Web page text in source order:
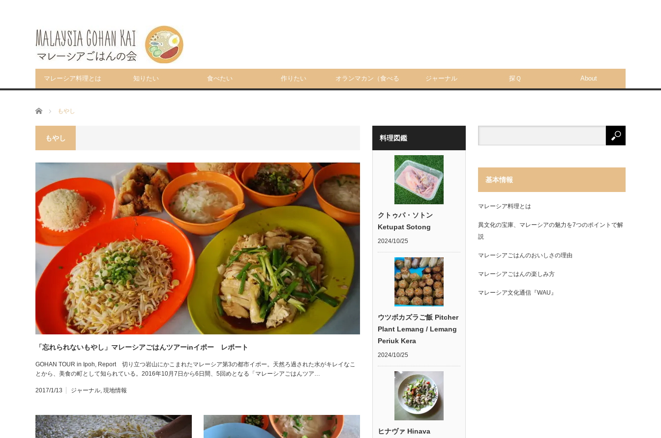
マレーシア料理とは 知りたい 食べたい 作りたい オランマカン（食べる ジャーナル 探Ｑ About
ホーム もやし
もやし
「忘れられないもやし」マレーシアごはんツアーinイポー レポート
GOHAN TOUR in Ipoh, Report 切り立つ岩山にかこまれたマレーシア第3の都市イポー。天然ろ過された水がキレイなこ
とから、美食の町として知られている。2016年10月7日から6日間、5回めとなる「マレーシアごはんツア…
2017/1/13 ジャーナル, 現地情報
料理図鑑
クトゥパ・ソトン
Ketupat Sotong
2024/10/25
ウツボカズラご飯 Pitcher
Plant Lemang / Lemang
Periuk Kera
2024/10/25
ヒナヴァ Hinava
基本情報
マレーシア料理とは
異文化の宝庫、マレーシアの魅力を7つのポイントで解
説
マレーシアごはんのおいしさの理由
マレーシアごはんの楽しみ方
マレーシア文化通信『WAU』